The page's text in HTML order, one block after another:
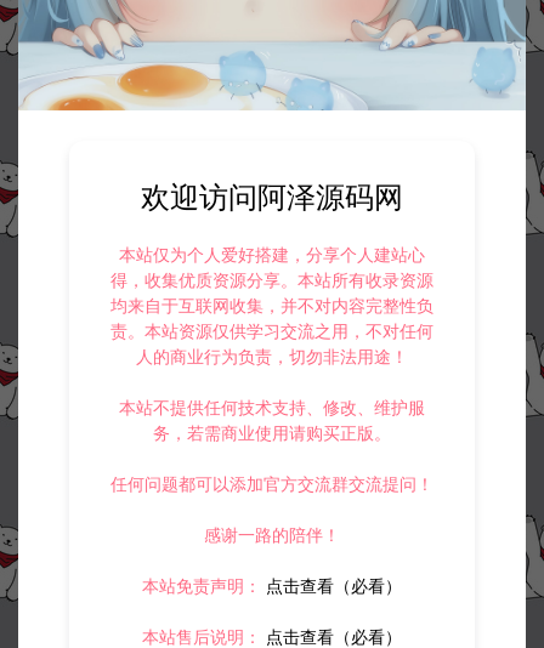
欢迎访问阿泽源码网
本站仅为个人爱好搭建，分享个人建站心
得，收集优质资源分享。本站所有收录资源
均来自于互联网收集，并不对内容完整性负
责。本站资源仅供学习交流之用，不对任何
人的商业行为负责，切勿非法用途！
本站不提供任何技术支持、修改、维护服
务，若需商业使用请购买正版。
任何问题都可以添加官方交流群交流提问！
感谢一路的陪伴！
本站免责声明： 点击查看（必看）
本站售后说明： 点击查看（必看）